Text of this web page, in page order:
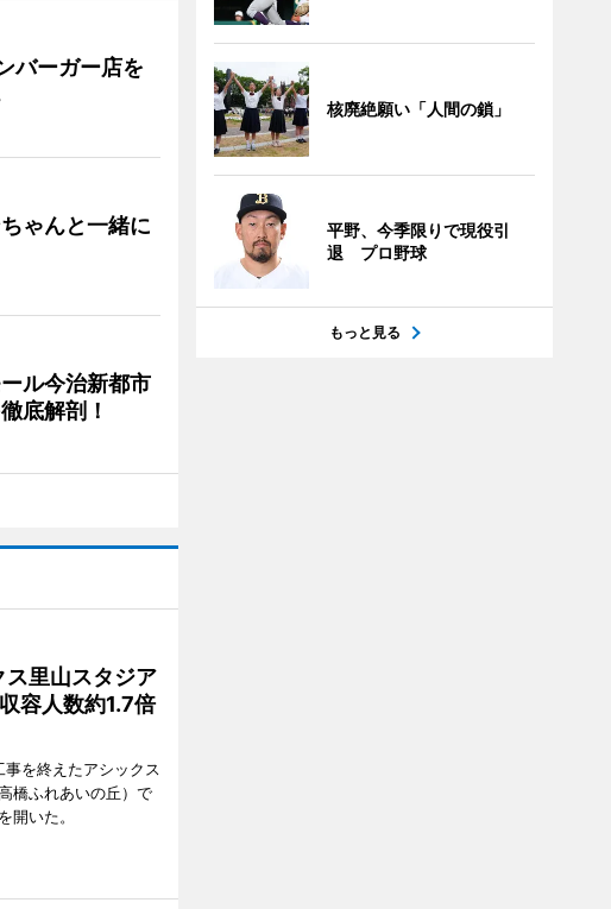
バーガー店を
ゃんと一緒に
ル今治新都市
底解剖！
里山スタジア
容人数約1.7倍
を終えたアシックス
橋ふれあいの丘）で
開いた。
核廃絶願い「人間の鎖」
平野、今季限りで現役引
退 プロ野球
もっと見る